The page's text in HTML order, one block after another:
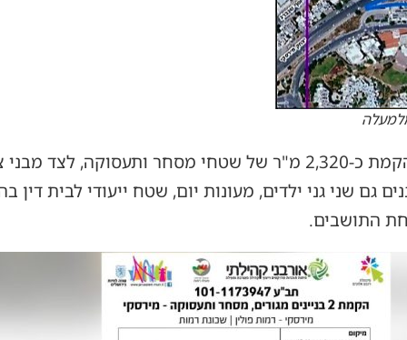
מלבד הדירות, התוכנית כוללת הקמת כ-2,320 מ"ר של שטחי מסחר
התושבים.